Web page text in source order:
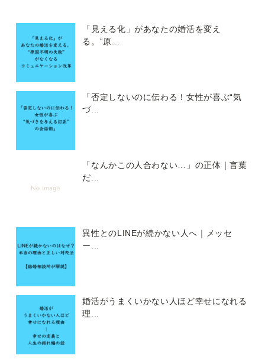
「見える化」があなたの婚活を変え
る。“原...
「否定しないのに伝わる！女性が喜ぶ“気
づ...
「なんかこの人合わない…」の正体｜言葉
だ...
異性とのLINEが続かない人へ｜メッセ
ー...
婚活がうまくいかない人ほど幸せになれる
理...